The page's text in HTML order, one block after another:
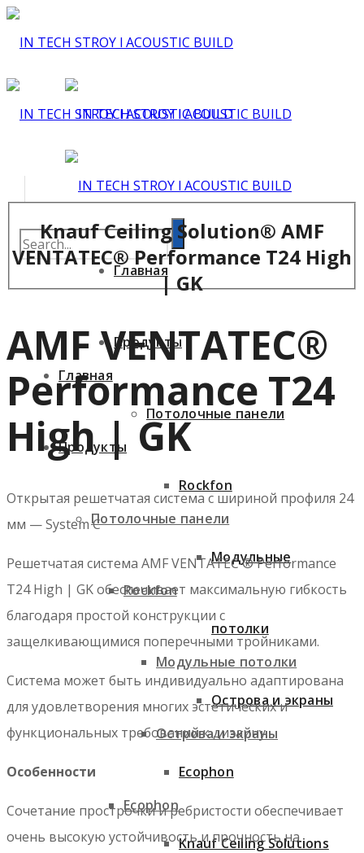
Главная
Продукты
Потолочные панели
Rockfon
Модульные потолки
Острова и экраны
Ecophon
Главная
Продукты
Потолочные панели
Rockfon
Модульные
потолки
Острова и экраны
Ecophon
Knauf Ceiling Solutions
Knauf Ceiling Solution® AMF
VENTATEC® Performance T24 High
| GK
AMF VENTATEC®
Performance T24
High | GK
Открытая решетчатая система с шириной профиля 24
мм — System C
Решетчатая система AMF VENTATEC ® Performance
T24 High | GK обеспечивает максимальную гибкость
благодаря простой конструкции с
защелкивающимися поперечными тройниками.
Система может быть индивидуально адаптирована
для удовлетворения многих эстетических и
функциональных требований к дизайну.
Особенности
Сочетание прострочки и ребристости обеспечивает
очень высокую устойчивость и прочность на